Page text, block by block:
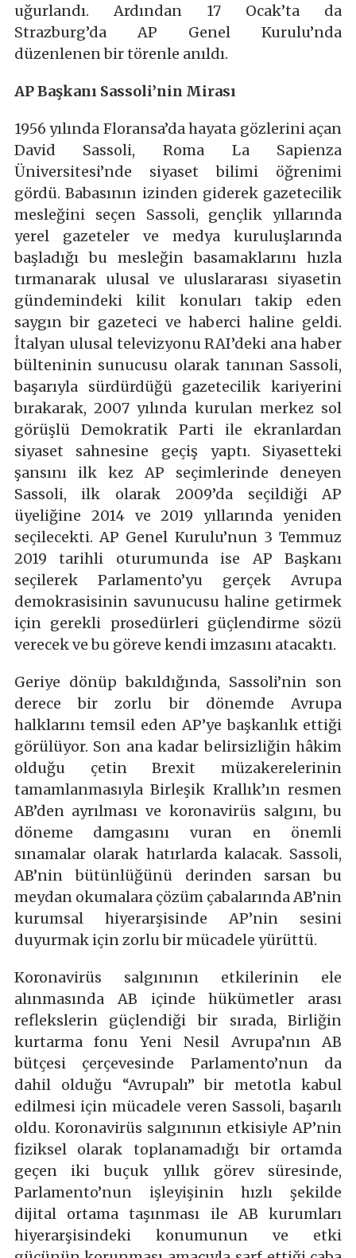
uğurlandı. Ardından 17 Ocak’ta da
Strazburg’da AP Genel Kurulu’nda
düzenlenen bir törenle anıldı.
AP Başkanı Sassoli’nin Mirası
1956 yılında Floransa’da hayata gözlerini açan
David Sassoli, Roma La Sapienza
Üniversitesi’nde siyaset bilimi öğrenimi
gördü. Babasının izinden giderek gazetecilik
mesleğini seçen Sassoli, gençlik yıllarında
yerel gazeteler ve medya kuruluşlarında
başladığı bu mesleğin basamaklarını hızla
tırmanarak ulusal ve uluslararası siyasetin
gündemindeki kilit konuları takip eden
saygın bir gazeteci ve haberci haline geldi.
İtalyan ulusal televizyonu RAI’deki ana haber
bülteninin sunucusu olarak tanınan Sassoli,
başarıyla sürdürdüğü gazetecilik kariyerini
bırakarak, 2007 yılında kurulan merkez sol
görüşlü Demokratik Parti ile ekranlardan
siyaset sahnesine geçiş yaptı. Siyasetteki
şansını ilk kez AP seçimlerinde deneyen
Sassoli, ilk olarak 2009’da seçildiği AP
üyeliğine 2014 ve 2019 yıllarında yeniden
seçilecekti. AP Genel Kurulu’nun 3 Temmuz
2019 tarihli oturumunda ise AP Başkanı
seçilerek Parlamento’yu gerçek Avrupa
demokrasisinin savunucusu haline getirmek
için gerekli prosedürleri güçlendirme sözü
verecek ve bu göreve kendi imzasını atacaktı.
Geriye dönüp bakıldığında, Sassoli’nin son
derece bir zorlu bir dönemde Avrupa
halklarını temsil eden AP’ye başkanlık ettiği
görülüyor. Son ana kadar belirsizliğin hâkim
olduğu çetin Brexit müzakerelerinin
tamamlanmasıyla Birleşik Krallık’ın resmen
AB’den ayrılması ve koronavirüs salgını, bu
döneme damgasını vuran en önemli
sınamalar olarak hatırlarda kalacak. Sassoli,
AB’nin bütünlüğünü derinden sarsan bu
meydan okumalara çözüm çabalarında AB’nin
kurumsal hiyerarşisinde AP’nin sesini
duyurmak için zorlu bir mücadele yürüttü.
Koronavirüs salgınının etkilerinin ele
alınmasında AB içinde hükümetler arası
reflekslerin güçlendiği bir sırada, Birliğin
kurtarma fonu Yeni Nesil Avrupa’nın AB
bütçesi çerçevesinde Parlamento’nun da
dahil olduğu “Avrupalı” bir metotla kabul
edilmesi için mücadele veren Sassoli, başarılı
oldu. Koronavirüs salgınının etkisiyle AP’nin
fiziksel olarak toplanamadığı bir ortamda
geçen iki buçuk yıllık görev süresinde,
Parlamento’nun işleyişinin hızlı şekilde
dijital ortama taşınması ile AB kurumları
hiyerarşisindeki konumunun ve etki